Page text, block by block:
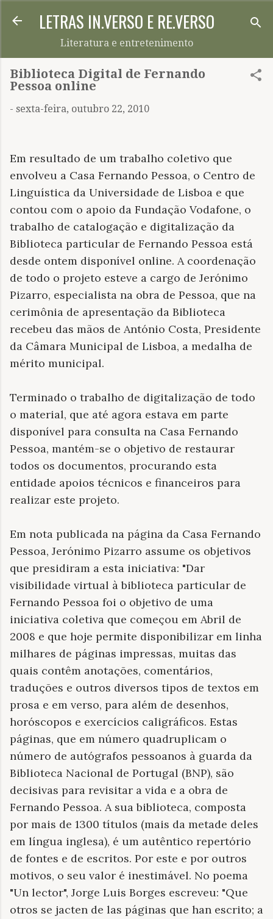
Pular para o conteúdo principal
LETRAS IN.VERSO E RE.VERSO
Literatura e entretenimento
Biblioteca Digital de Fernando
Pessoa online
- sexta-feira, outubro 22, 2010
Em resultado de um trabalho coletivo que
envolveu a Casa Fernando Pessoa, o Centro de
Linguística da Universidade de Lisboa e que
contou com o apoio da Fundação Vodafone, o
trabalho de catalogação e digitalização da
Biblioteca particular de Fernando Pessoa está
desde ontem disponível online. A coordenação
de todo o projeto esteve a cargo de Jerónimo
Pizarro, especialista na obra de Pessoa, que na
cerimônia de apresentação da Biblioteca
recebeu das mãos de António Costa, Presidente
da Câmara Municipal de Lisboa, a medalha de
mérito municipal.
Terminado o trabalho de digitalização de todo
o material, que até agora estava em parte
disponível para consulta na Casa Fernando
Pessoa, mantém-se o objetivo de restaurar
todos os documentos, procurando esta
entidade apoios técnicos e financeiros para
realizar este projeto.
Em nota publicada na página da Casa Fernando
Pessoa, Jerónimo Pizarro assume os objetivos
que presidiram a esta iniciativa: "Dar
visibilidade virtual à biblioteca particular de
Fernando Pessoa foi o objetivo de uma
iniciativa coletiva que começou em Abril de
2008 e que hoje permite disponibilizar em linha
milhares de páginas impressas, muitas das
quais contêm anotações, comentários,
traduções e outros diversos tipos de textos em
prosa e em verso, para além de desenhos,
horóscopos e exercícios caligráficos. Estas
páginas, que em número quadruplicam o
número de autógrafos pessoanos à guarda da
Biblioteca Nacional de Portugal (BNP), são
decisivas para revisitar a vida e a obra de
Fernando Pessoa. A sua biblioteca, composta
por mais de 1300 títulos (mais da metade deles
em língua inglesa), é um autêntico repertório
de fontes e de escritos. Por este e por outros
motivos, o seu valor é inestimável. No poema
"Un lector", Jorge Luis Borges escreveu: "Que
otros se jacten de las páginas que han escrito; a